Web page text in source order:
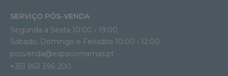
SERVIÇO PÓS-VENDA
Segunda a Sexta 10:00 › 19:00
Sábado, Domingo e Feriados 10:00 › 12:00
posvenda@espacomamas.pt
+351 963 396 200